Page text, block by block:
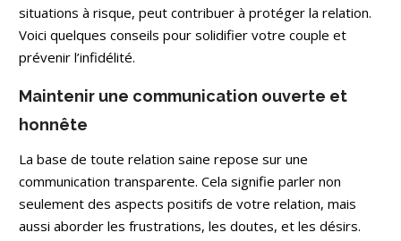
situations à risque, peut contribuer à protéger la relation.
Voici quelques conseils pour solidifier votre couple et
prévenir l’infidélité.
Maintenir une communication ouverte et
honnête
La base de toute relation saine repose sur une
communication transparente. Cela signifie parler non
seulement des aspects positifs de votre relation, mais
aussi aborder les frustrations, les doutes, et les désirs.